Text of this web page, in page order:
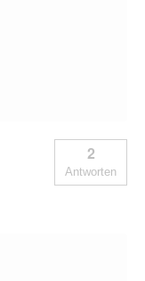
2
Antworten